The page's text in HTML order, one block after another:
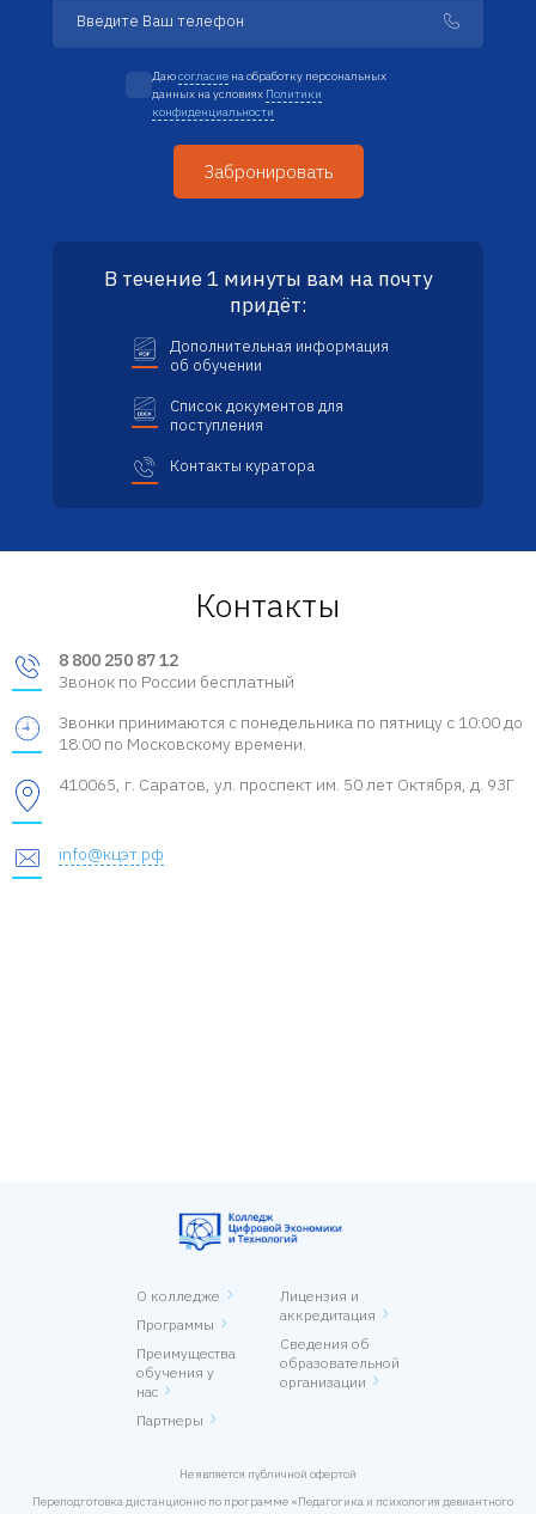
Даюсогласие на обработку персональных
данных на условиях Политики
конфиденциальности
В течение 1 минуты вам на почту
придёт:
Дополнительная информация
об обучении
Список документов для
поступления
Контакты куратора
Контакты
8 800 250 87 12
Звонок по России бесплатный
Звонки принимаются с понедельника по пятницу с 10:00 до
18:00 по Московскому времени.
410065, г. Саратов, ул. проспект им. 50 лет Октября, д. 93Г
info@кцэт.рф
Не является публичной офертой
Переподготовка дистанционно по программе «Педагогика и психология девиантного
О колледже
Программы
Преимущества
обучения у
нас
Партнеры
Лицензия и
аккредитация
Сведения об
образовательной
организации